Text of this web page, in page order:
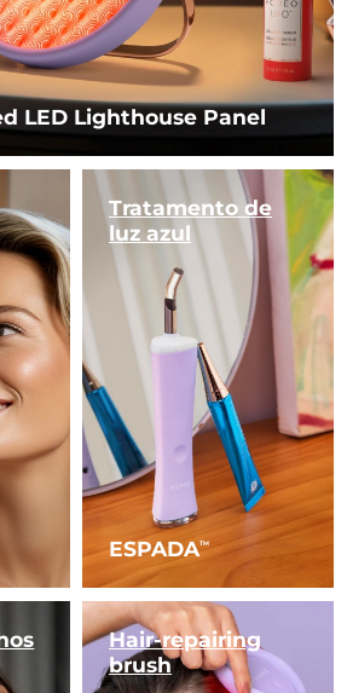
LED Lighthouse Panel
ESPADATM
Tratamentode
luz azul
Hair-repairing
brush